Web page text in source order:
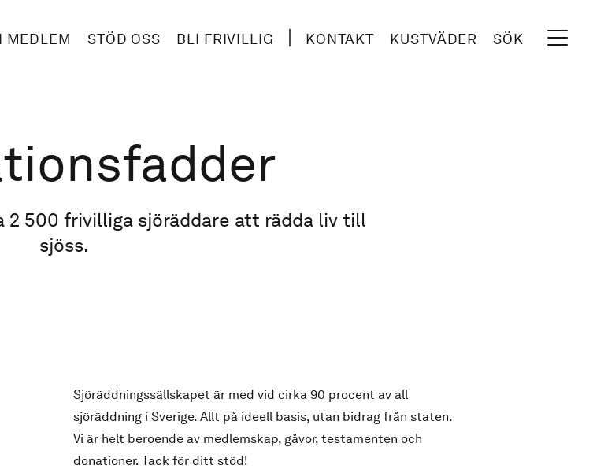
MEDLEM STÖD OSS BLI FRIVILLIG KONTAKT KUSTVÄDER SÖK
2 500 frivilliga sjöräddare att rädda liv till
sjöss.
Sjöräddningssällskapet är med vid cirka 90 procent av all
sjöräddning i Sverige. Allt på ideell basis, utan bidrag från staten.
Vi är helt beroende av medlemskap, gåvor, testamenten och
donationer. Tack för ditt stöd!